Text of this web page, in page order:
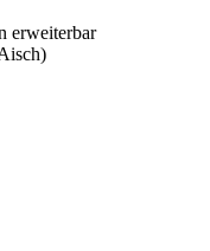
erweiterbar